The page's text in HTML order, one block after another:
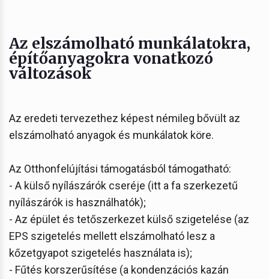
Az elszámolható munkálatokra,
építőanyagokra vonatkozó
változások
Az eredeti tervezethez képest némileg bővült az
elszámolható anyagok és munkálatok köre.
Az Otthonfelújítási támogatásból támogatható:
- A külső nyílászárók cseréje (itt a fa szerkezetű
nyílászárók is használhatók);
- Az épület és tetőszerkezet külső szigetelése (az
EPS szigetelés mellett elszámolható lesz a
kőzetgyapot szigetelés használata is);
- Fűtés korszerűsítése (a kondenzációs kazán